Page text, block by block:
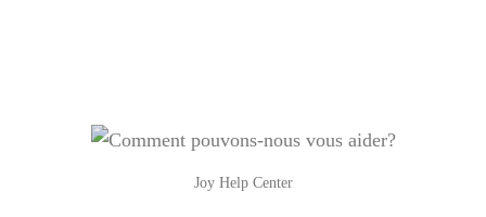
Joy Help Center